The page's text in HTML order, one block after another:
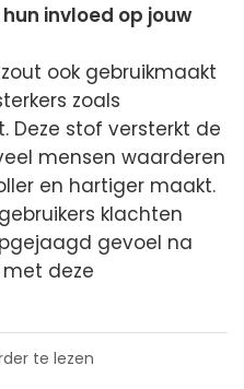
hun invloed op jouw
ook gebruikmaakt
zoals
stof versterkt de
mensen waarderen
en hartiger maakt.
klachten
gevoel na
deze
te lezen